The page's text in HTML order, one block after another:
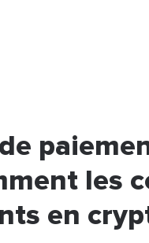
les
en